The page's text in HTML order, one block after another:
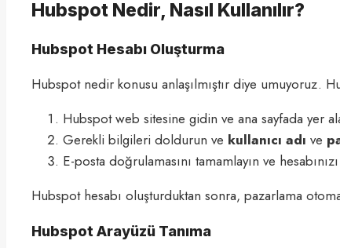
Hubspot Nedir, Nasıl Kullanılır?
Hubspot Hesabı Oluşturma
Hubspot nedir konusu anlaşılmıştır diye umuyoruz.
Hubspot web sitesine gidin ve ana sayfada yer
Gerekli bilgileri doldurun ve kullanıcı adı ve
E-posta doğrulamasını tamamlayın ve
Hubspot hesabı oluşturduktan sonra, pazarlama
Hubspot Arayüzü Tanıma